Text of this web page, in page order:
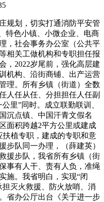
划，切实打通消防平安管
特色小镇、小微企业、电商
，社会事务办公室（公共平
相关工做机构和专职担任报
，2022岁尾前，强化高层建
机构、沿街商铺、出产运营
理。所有乡镇（街道）全数
人任从任、分担担任人任副
里”同时。成立联勤联训、
沉点镇、中国汗青文假名
面积跨越2平方公里或建成
扶植专职，建成的专职和意
步队同一办理，（薛建英）
援步队，我省所有乡镇（街
事有人干、责有人负，准绳
施。我省明白，实现“闭
灭火救援、防火放哨、消
省办公厅出台《关于进一步